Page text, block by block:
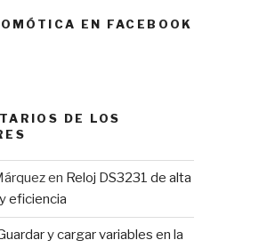
EN FACEBOOK
DE LOS
en Reloj DS3231 de alta
eficiencia
y cargar variables en la